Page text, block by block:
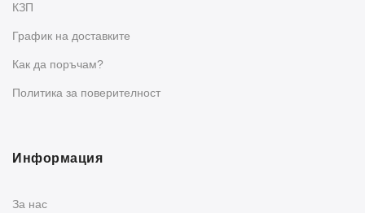
КЗП
График на доставките
Как да поръчам?
Политика за поверителност
Информация
За нас